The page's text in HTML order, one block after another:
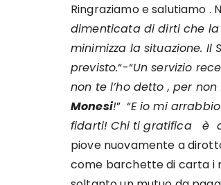
Ringraziamo e salutiamo .
dimenticata di dirti che la
minimizza la situazione.
previsto.“-“Un servizio
non te l’ho detto , per
Monesi!” “E io mi
fidarti! Chi ti gratifica è
piove nuovamente a
come barchette di carta i